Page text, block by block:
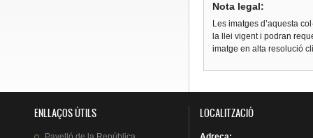
Nota legal:
Les imatges d’aquesta
la llei vigent i podran
imatge en alta resolució
ENLLAÇOS ÚTILS LOCALITZACIÓ